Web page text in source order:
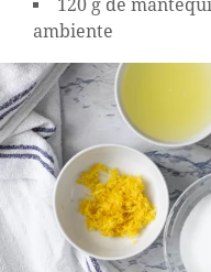
120 g de
ambiente